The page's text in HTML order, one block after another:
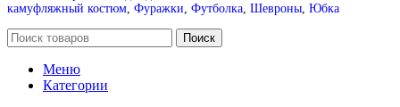
камуфляжный костюм, Фуражки, Футболка, Шевроны, Юбка
Поиск
Меню
Категории